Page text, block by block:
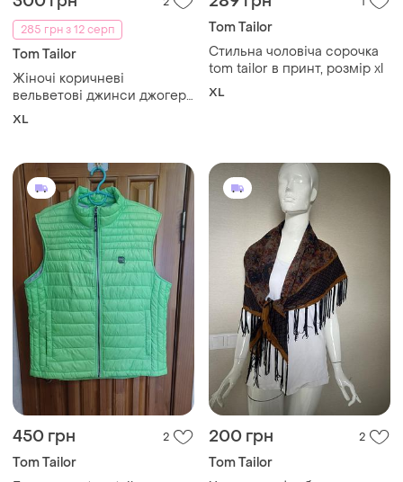
285 грн з 12 серп
Tom Tailor
Жіночі коричневі
вельветові джинси джогери
tom tailor xl 2xl 42 44
52 54
XL
Tom Tailor
Стильна чоловіча сорочка
tom tailor в принт, розмір xl
XL
450 грн 2
Tom Tailor
200 грн 2
Tom Tailor